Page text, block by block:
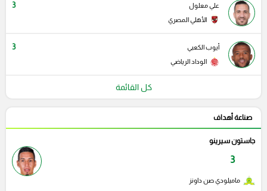
علي معلول 3
الأهلي المصري
أيوب الكعبي 3
الوداد الرياضي
كل القائمة
صناعة أهداف
جاستون سيرينو
3
ماميلودي صن داونز